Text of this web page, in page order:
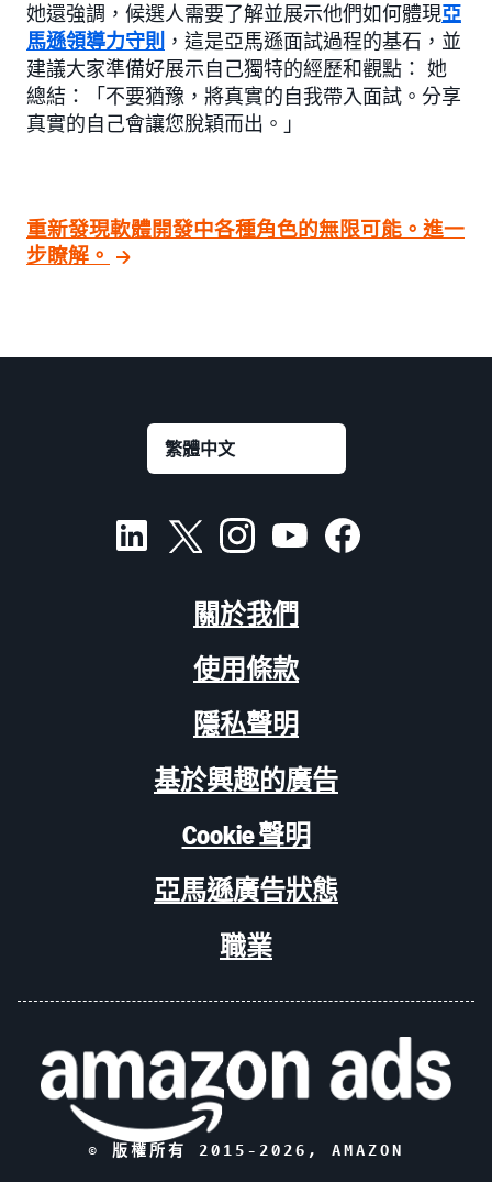
她還強調，候選人需要了解並展示他們如何體現亞
馬遜領導力守則 ，這是亞馬遜面試過程的基石，並
建議大家準備好展示自己獨特的經歷和觀點： 她
總結：「不要猶豫，將真實的自我帶入面試。分享
真實的自己會讓您脫穎而出。」
重新發現軟體開發中各種角色的無限可能。進一
步瞭解。
關於我們
使用條款
隱私聲明
基於興趣的廣告
Cookie 聲明
亞馬遜廣告狀態
職業
© 版權所有 2015- 2026 , AMAZON